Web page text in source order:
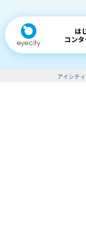
は
コン
アイシテ